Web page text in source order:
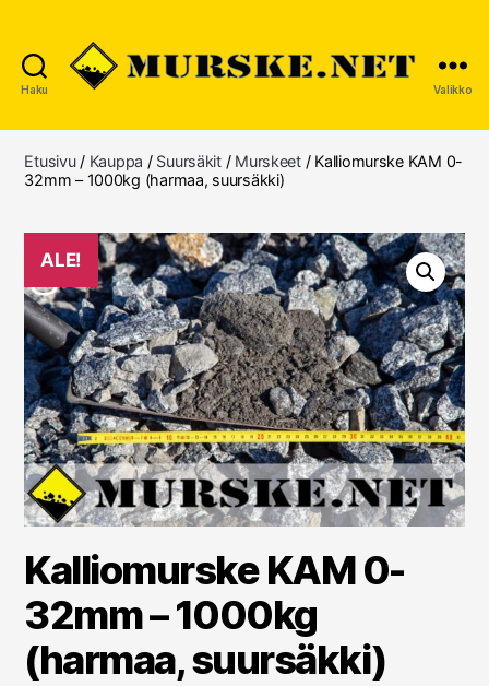
Haku Valikko
Etusivu/ Kauppa / Suursäkit/ Murskeet/ Kalliomurske KAM 0-
32mm – 1000kg (harmaa, suursäkki)
ALE!
Kalliomurske KAM 0-
32mm – 1000kg
(harmaa, suursäkki)